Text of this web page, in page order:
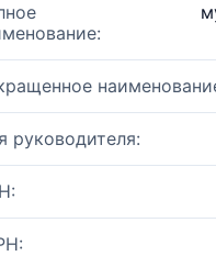
руководителя: